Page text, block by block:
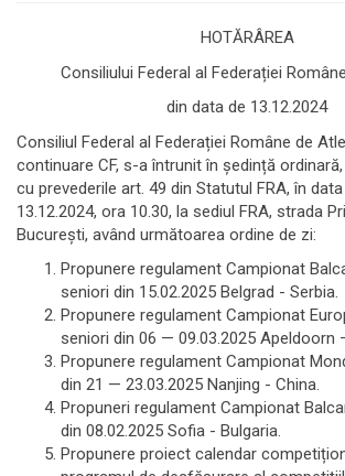
HOTĂRÂREA
Consiliului Federal al Federației
din data de 13.12.2024
Consiliul Federal al Federației Române de
continuare CF, s-a întrunit în ședință
cu prevederile art. 49 din Statutul FRA, în
13.12.2024, ora 10.30, la sediul FRA, strada
Bucureşti, având următoarea ordine de zi:
Propunere regulament Campionat
seniori din 15.02.2025 Belgrad - Serbia.
Propunere regulament Campionat
seniori din 06 — 09.03.2025 Apeldoorn
Propunere regulament Campionat
din 21 — 23.03.2025 Nanjing - China.
Propuneri regulament Campionat
din 08.02.2025 Sofia - Bulgaria.
Propunere proiect calendar